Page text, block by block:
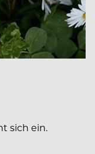
sich ein.